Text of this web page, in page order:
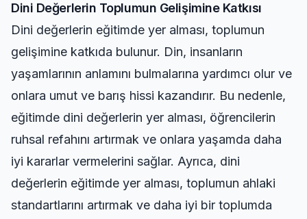
Dini Değerlerin Toplumun Gelişimine Katkısı
Dini değerlerin eğitimde yer alması, toplumun
gelişimine katkıda bulunur. Din, insanların
yaşamlarının anlamını bulmalarına yardımcı olur ve
onlara umut ve barış hissi kazandırır. Bu nedenle,
eğitimde dini değerlerin yer alması, öğrencilerin
ruhsal refahını artırmak ve onlara yaşamda daha
iyi kararlar vermelerini sağlar. Ayrıca, dini
değerlerin eğitimde yer alması, toplumun ahlaki
standartlarını artırmak ve daha iyi bir toplumda